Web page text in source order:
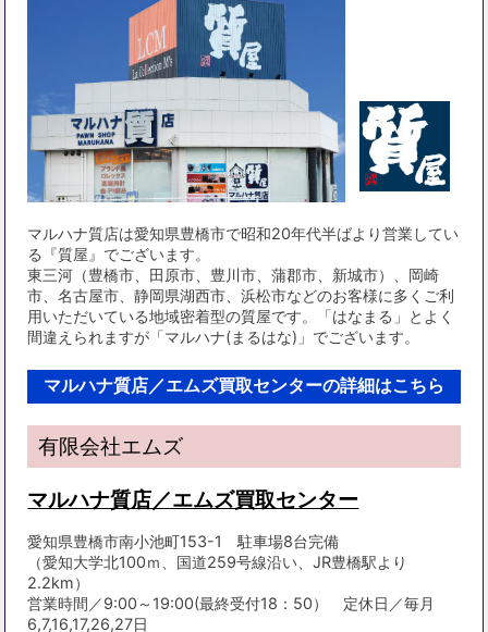
マルハナ質店は愛知県豊橋市で昭和20年代半ばより営業してい
る『質屋』でございます。
東三河（豊橋市、田原市、豊川市、蒲郡市、新城市）、岡崎
市、名古屋市、静岡県湖西市、浜松市などのお客様に多くご利
用いただいている地域密着型の質屋です。「はなまる」とよく
間違えられますが「マルハナ(まるはな)」でございます。
マルハナ質店／エムズ買取センターの詳細はこちら
有限会社エムズ
マルハナ質店／エムズ買取センター
愛知県豊橋市南小池町153-1 駐車場8台完備
（愛知大学北100ｍ、国道259号線沿い、JR豊橋駅より
2.2km）
営業時間／9:00～19:00(最終受付18：50） 定休日／毎月
6,7,16,17,26,27日